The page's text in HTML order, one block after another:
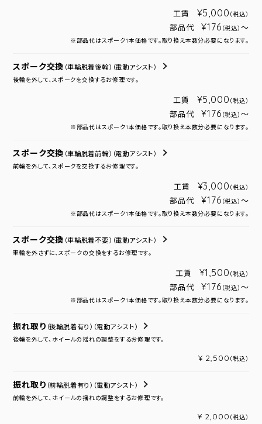
工賃 ¥5,000 （税込）
部品代 ¥176 （税込） ～
※部品代はスポーク1本価格です。取り換え本数分必要になります。
スポーク交換 （車輪脱着後輪） （電動アシスト）
後輪を外して、スポークを交換するお修理です。
工賃 ¥5,000 （税込）
部品代 ¥176 （税込） ～
※部品代はスポーク1本価格です。取り換え本数分必要になります。
スポーク交換 （車輪脱着前輪） （電動アシスト）
前輪を外して、スポークを交換するお修理です。
工賃 ¥3,000 （税込）
部品代 ¥176 （税込） ～
※部品代はスポーク1本価格です。取り換え本数分必要になります。
スポーク交換 （車輪脱着不要） （電動アシスト）
車輪を外さずに、スポークの交換をするお修理です。
工賃 ¥1,500 （税込）
部品代 ¥176 （税込） ～
※部品代はスポーク1本価格です。取り換え本数分必要になります。
振れ取り （後輪脱着有り） （電動アシスト）
後輪を外して、ホイールの揺れの調整をするお修理です。
¥ 2,500 （税込）
振れ取り （前輪脱着有り） （電動アシスト）
前輪を外して、ホイールの揺れの調整をするお修理です。
¥ 2,000 （税込）